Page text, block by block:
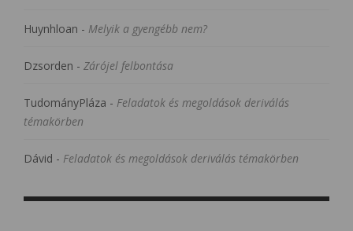
Huynhloan - Melyik a gyengébb nem?
Dzsorden - Zárójel felbontása
TudományPláza - Feladatok és megoldások deriválás
témakörben
Dávid - Feladatok és megoldások deriválás témakörben